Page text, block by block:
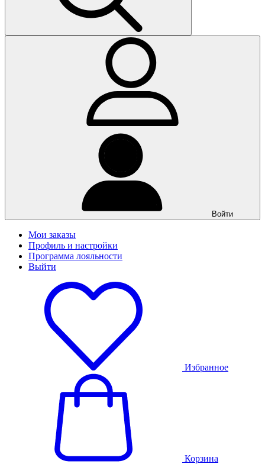
Войти
Мои заказы
Профиль и настройки
Программа лояльности
Выйти
Избранное
Корзина